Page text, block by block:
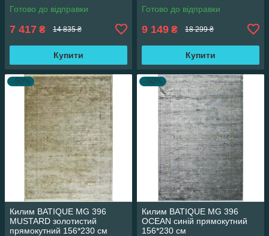
Готово до відправки
7 417 ₴ 14 835 ₴
Купити
Готово до відправки
9 149 ₴ 18 299 ₴
Купити
–50%
Килим BATIQUE MG 396
MUSTARD золотистий
прямокутний 156*230 см
–50%
Килим BATIQUE MG 396
OCEAN синій прямокутний
156*230 см